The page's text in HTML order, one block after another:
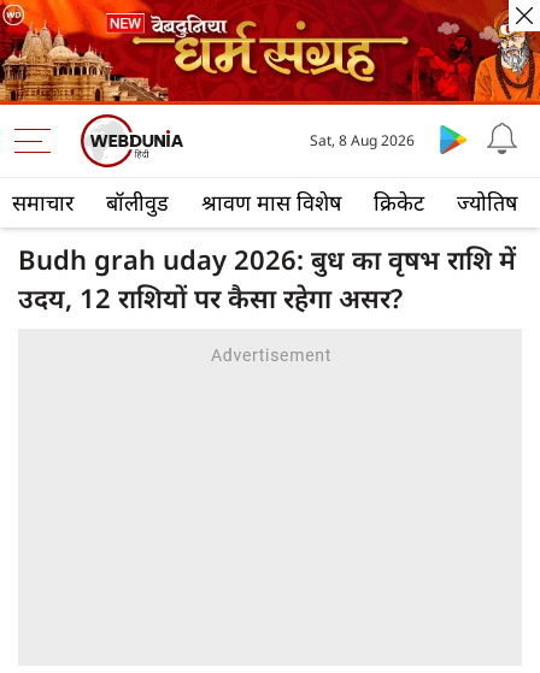
समाचार बॉलीवुड श्रावण मास विशेष क्रिकेट ज्योतिष
Sat, 8 Aug 2026
Budh grah uday 2026: बुध का वृषभ राशि में
उदय, 12 राशियों पर कैसा रहेगा असर?